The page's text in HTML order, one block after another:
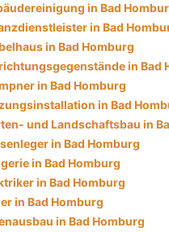
in Bad
in Bad
in Bad Homburg
in Bad
in Bad Homburg
in Bad
und Landschaftsbau in
in Bad Homburg
in Bad Homburg
in Bad Homburg
in Bad Homburg
in Bad Homburg